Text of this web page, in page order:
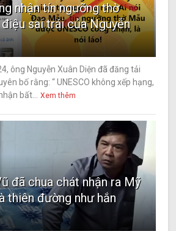
nhận tín ngưỡng thờ
sai trái của Nguyễn
ông Nguyễn Xuân Diện đã đăng tải
bố rằng: “ UNESCO không xếp hạng,
bất...
Xem thêm
đã chua chát nhận ra Mỹ
thiên đường như hắn